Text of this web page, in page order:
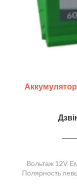
Вольтаж 12V
Полярность